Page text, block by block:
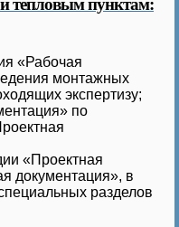
тепловым пунктам:
«Рабочая
монтажных
экспертизу;
по
«Проектная
документация», в
разделов